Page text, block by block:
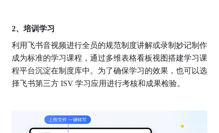
2、培训学习
利用飞书音视频进行全员的规范制度讲解或录制妙记制作
成为标准的学习课程，通过多维表格看板视图搭建学习课
程平台沉淀在制度库中。为了确保学习的效果，也可以选
择飞书第三方 ISV 学习应用进行考核和成果检验。